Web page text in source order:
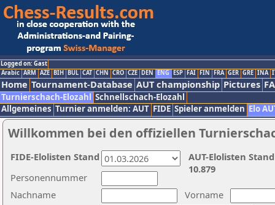
Logged on: Gast
Arabic ARM AZE BIH BUL CAT CHN CRO CZE DEN ENG ESP FAI FIN FRA GER GRE INA
Home Tournament-Database AUT championship Pictures
Turnierschach-Elozahl Schnellschach-Elozahl
Allgemeines Turnier anmelden: AUT FIDE Spieler anmelden Elo
Willkommen bei den offiziellen
Nachname
Vorname
Personennummer
AUT-Elolisten
10.879
FIDE-Elolisten Stand